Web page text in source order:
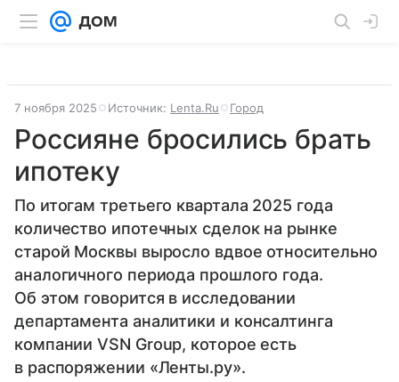
7 ноября 2025 Источник: Lenta.Ru Город
Россияне бросились брать
ипотеку
По итогам третьего квартала 2025 года
количество ипотечных сделок на рынке
старой Москвы выросло вдвое относительно
аналогичного периода прошлого года.
Об этом говорится в исследовании
департамента аналитики и консалтинга
компании VSN Group, которое есть
в распоряжении «Ленты.ру».